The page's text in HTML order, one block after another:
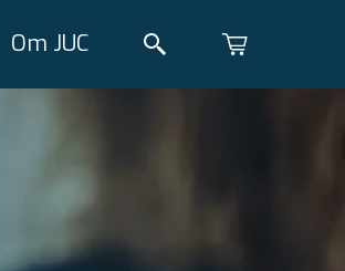
Om JUC